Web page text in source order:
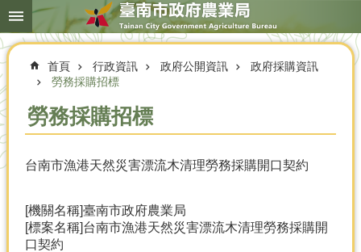
跳到主要內容區塊
搜
尋
進
首頁 行政資訊 政府公開資訊
政府採購資訊
勞務採購招標
勞務採購招標
台南市漁港天然災害漂流木清理勞務採購開口契約
[機關名稱]臺南市政府農業局
[標案名稱]台南市漁港天然災害漂流木清理勞務採購開
口契約